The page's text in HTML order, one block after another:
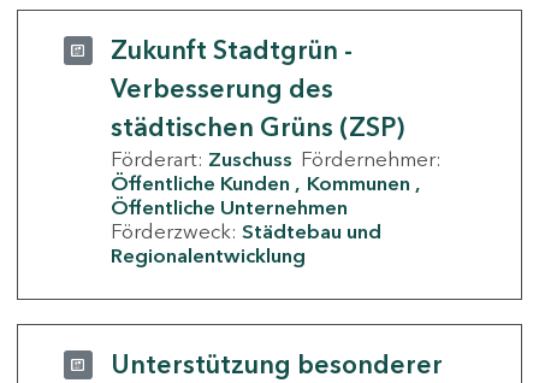
Zukunft Stadtgrün -
Verbesserung des
städtischen Grüns (ZSP)
Förderart: Zuschuss Fördernehmer:
Öffentliche Kunden
Kommunen
Öffentliche Unternehmen
Förderzweck: Städtebau und
Regionalentwicklung
Unterstützung besonderer